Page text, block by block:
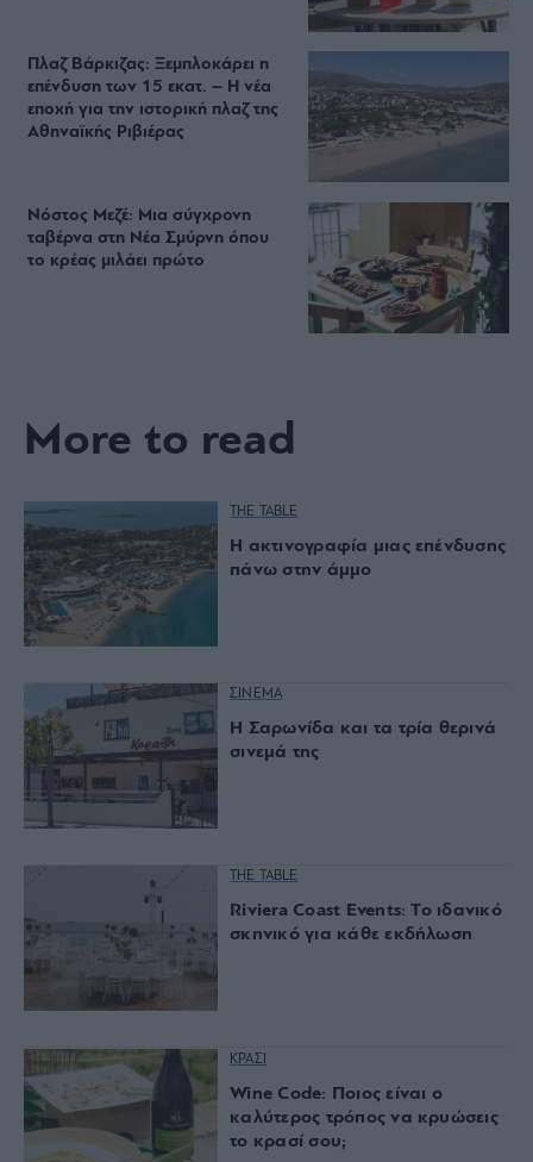
Πλαζ Βάρκιζας: Ξεμπλοκάρει η
επένδυση των 15 εκατ. – Η νέα
εποχή για την ιστορική πλαζ της
Αθηναϊκής Ριβιέρας
Νόστος Μεζέ: Μια σύγχρονη
ταβέρνα στη Νέα Σμύρνη όπου
το κρέας μιλάει πρώτο
More to read
THE TABLE
Η ακτινογραφία μιας επένδυσης
πάνω στην άμμο
ΣΙΝΕΜΑ
Η Σαρωνίδα και τα τρία θερινά
σινεμά της
THE TABLE
Riviera Coast Events: Το ιδανικό
σκηνικό για κάθε εκδήλωση
ΚΡΑΣΙ
Wine Code: Ποιος είναι ο
καλύτερος τρόπος να κρυώσεις
το κρασί σου;